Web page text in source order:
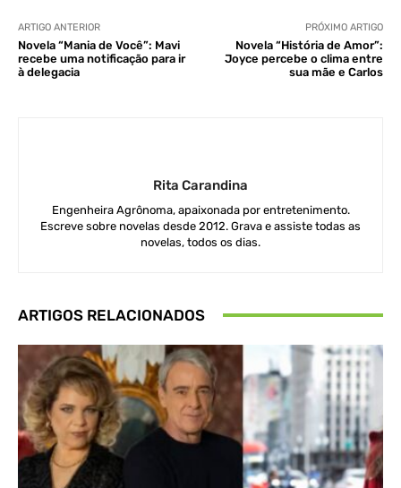
ARTIGO ANTERIOR
Novela “Mania de Você”: Mavi
recebe uma notificação para ir
à delegacia
PRÓXIMO ARTIGO
Novela “História de Amor”:
Joyce percebe o clima entre
sua mãe e Carlos
Rita Carandina
Engenheira Agrônoma, apaixonada por entretenimento.
Escreve sobre novelas desde 2012. Grava e assiste todas as
novelas, todos os dias.
ARTIGOS RELACIONADOS